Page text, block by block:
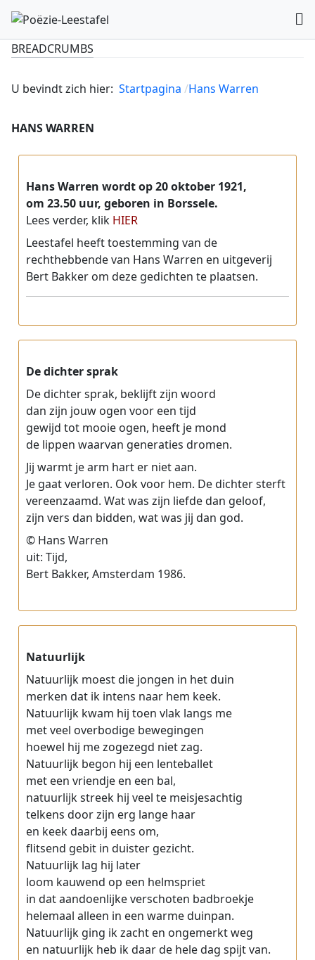
BREADCRUMBS
U bevindt zich hier: Startpagina Hans Warren
HANS WARREN
Hans Warren wordt op 20 oktober 1921,
om 23.50 uur, geboren in Borssele.
Lees verder, klik HIER
Leestafel heeft toestemming van de
rechthebbende van Hans Warren en uitgeverij
Bert Bakker om deze gedichten te plaatsen.
De dichter sprak
De dichter sprak, beklijft zijn woord
dan zijn jouw ogen voor een tijd
gewijd tot mooie ogen, heeft je mond
de lippen waarvan generaties dromen.
Jij warmt je arm hart er niet aan.
Je gaat verloren. Ook voor hem. De dichter sterft
vereenzaamd. Wat was zijn liefde dan geloof,
zijn vers dan bidden, wat was jij dan god.
© Hans Warren
uit: Tijd,
Bert Bakker, Amsterdam 1986.
Natuurlijk
Natuurlijk moest die jongen in het duin
merken dat ik intens naar hem keek.
Natuurlijk kwam hij toen vlak langs me
met veel overbodige bewegingen
hoewel hij me zogezegd niet zag.
Natuurlijk begon hij een lenteballet
met een vriendje en een bal,
natuurlijk streek hij veel te meisjesachtig
telkens door zijn erg lange haar
en keek daarbij eens om,
flitsend gebit in duister gezicht.
Natuurlijk lag hij later
loom kauwend op een helmspriet
in dat aandoenlijke verschoten badbroekje
helemaal alleen in een warme duinpan.
Natuurlijk ging ik zacht en ongemerkt weg
en natuurlijk heb ik daar de hele dag spijt van.